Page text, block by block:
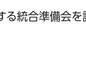
統合準備会